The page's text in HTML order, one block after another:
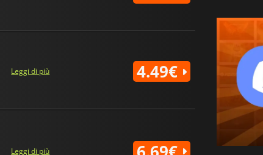
Leggi di più 4.49€
Leggi di più